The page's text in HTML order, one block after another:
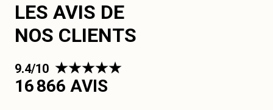
LES AVIS DE
NOS CLIENTS
9.4/10
16 866 AVIS